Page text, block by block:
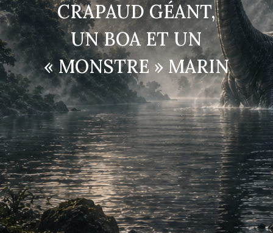
CRAPAUD GÉANT,
UN BOA ET UN
« MONSTRE » MARIN